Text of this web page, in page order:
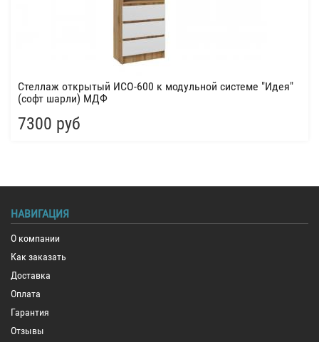
Стеллаж открытый ИСО-600 к модульной системе "Идея"
(софт шарли) МДФ
7300 руб
НАВИГАЦИЯ
О компании
Как заказать
Доставка
Оплата
Гарантия
Отзывы